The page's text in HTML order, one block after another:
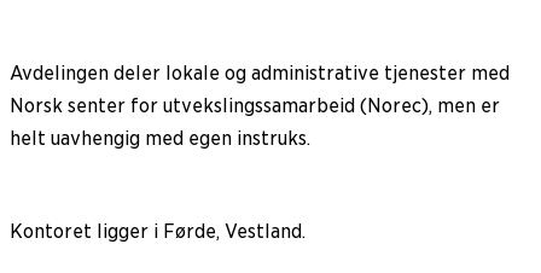
Avdelingen deler lokale og administrative tjenester med
Norsk senter for utvekslingssamarbeid (Norec), men er
helt uavhengig med egen instruks.
Kontoret ligger i Førde, Vestland.